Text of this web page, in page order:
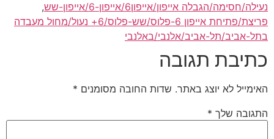
נעילה/חסימה/הגבלה אייפון/אייפון6/אייפון-6/אייפון-שש
,
פריצת/פתיחת אייפון 6-פלוס/שש-פלוס/6+ נעול/מחול מעבדה
בתל-אביב/תל-אביב/אלנבי/באלנבי
כתיבת תגובה
האימייל לא יוצג באתר. שדות החובה מסומנים *
התגובה שלך *